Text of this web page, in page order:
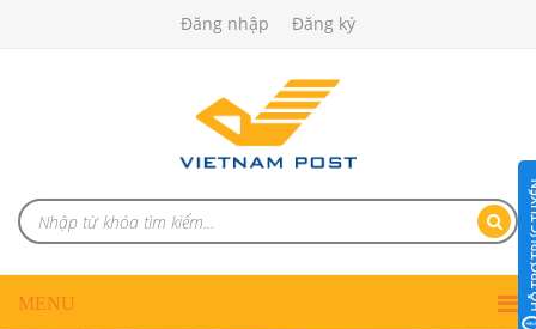
Đăng nhập Đăng ký